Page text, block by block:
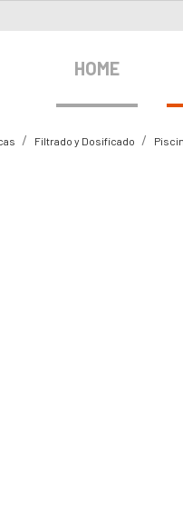
HOME
Filtrado y Dosificado